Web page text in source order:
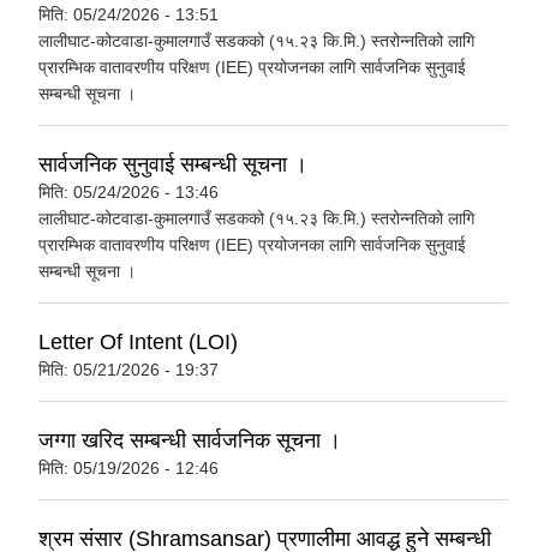
मिति: 05/24/2026 - 13:51
लालीघाट-कोटवाडा-कुमालगाउँ सडकको (१५.२३ कि.मि.) स्तरोन्नतिको लागि
प्रारम्भिक वातावरणीय परिक्षण (IEE) प्रयोजनका लागि सार्वजनिक सुनुवाई
सम्बन्धी सूचना ।
सार्वजनिक सुनुवाई सम्बन्धी सूचना ।
मिति: 05/24/2026 - 13:46
लालीघाट-कोटवाडा-कुमालगाउँ सडकको (१५.२३ कि.मि.) स्तरोन्नतिको लागि
प्रारम्भिक वातावरणीय परिक्षण (IEE) प्रयोजनका लागि सार्वजनिक सुनुवाई
सम्बन्धी सूचना ।
Letter Of Intent (LOI)
मिति: 05/21/2026 - 19:37
जग्गा खरिद सम्बन्धी सार्वजनिक सूचना ।
मिति: 05/19/2026 - 12:46
श्रम संसार (Shramsansar) प्रणालीमा आवद्ध हुने सम्बन्धी